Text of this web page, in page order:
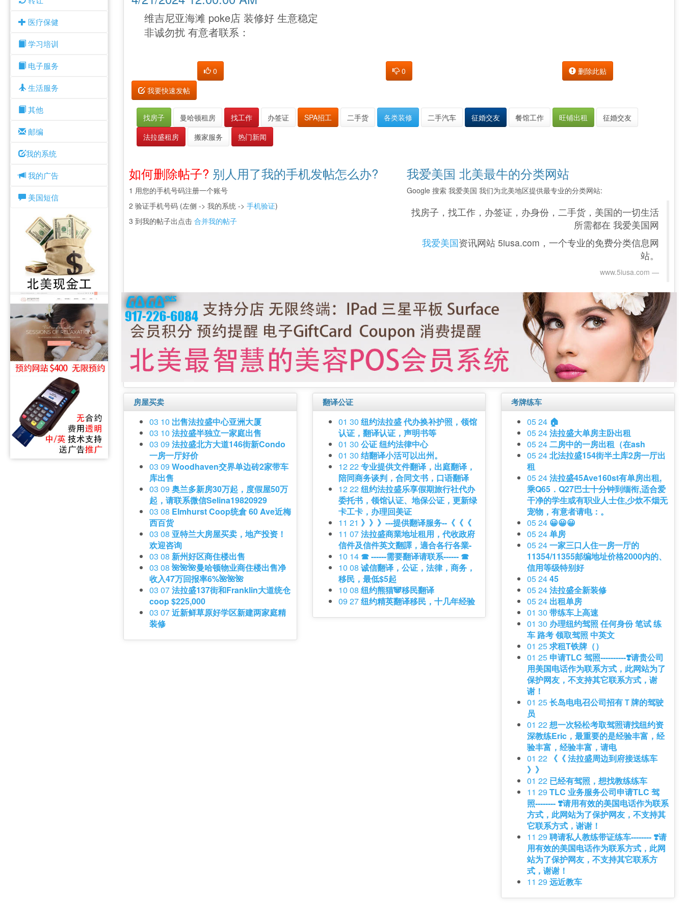
医疗保健
学习培训
电子服务
生活服务
其他
邮编
我的系统
我的广告
美国短信
维吉尼亚海滩 poke店 装修好 生意稳定
非诚勿扰 有意者联系：
0 0
删除此贴
我要快速发帖
找房子 曼哈顿租房 找工作 办签证 SPA招工 二手货 各类装修 二手汽车 征婚交友 餐馆工作 旺铺出租
征婚交友
法拉盛租房
搬家服务 热门新闻
如何删除帖子? 别人用了我的手机发帖怎么办?
1 用您的手机号码注册一个账号
2 验证手机号码 (左侧 -> 我的系统 ->手机验证)
3 到我的帖子出点击合并我的帖子
我爱美国 北美最牛的分类网站
Google 搜索 我爱美国 我们为北美地区提供最专业的分类网站:
找房子，找工作，办签证，办身份，二手货，美国的一切生活
所需都在 我爱美国网
我爱美国资讯网站 5iusa.com，一个专业的免费分类信息网
站。
www.5iusa.com‎
房屋买卖
03 10 岀售法拉盛中心亚洲大厦
03 10法拉盛半独立一家庭出售
03 09法拉盛北方大道146街新Condo
一房一厅好价
03 09Woodhaven交界单边砖2家带车
库出售
03 09奥兰多新房30万起，度假屋50万
起，请联系微信Selina19820929
03 08 Elmhurst Coop统倉 60 Ave近梅
西百货
03 08亚特兰大房屋买卖，地产投资！
欢迎咨询
03 08新州好区商住楼出售
03 08🌺🌺🌺曼哈顿物业商住楼出售净
收入47万回报率6%🌺🌺🌺
03 07法拉盛137街和Franklin大道统仓
coop $225,000
03 07近新鲜草原好学区新建两家庭精
装修
翻译公证
01 30 纽约法拉盛 代办换补护照，领馆
认证，翻译认证，声明书等
01 30 公证 纽约法律中心
01 30 结翻译小活可以出州。
12 22专业提供文件翻译，出庭翻译，
陪同商务谈判，合同文书，口语翻译
12 22纽约法拉盛乐享假期旅行社代办
委托书，领馆认证、地保公证，更新绿
卡工卡，办理回美证
11 21 》》》---提供翻译服务--《《《
11 07法拉盛商業地址租用，代收政府
信件及信件英文翻譯，適合各行各業-
10 14 ☎ ------需要翻译请联系------ ☎
10 08 诚信翻译，公证，法律，商务，
移民，最低$5起
10 08 纽约熊猫🐼移民翻译
09 27纽约精英翻译移民，十几年经验
考牌练车
05 24 🏠
05 24法拉盛大单房主卧出租
05 24二房中的一房出租（在ash
05 24北法拉盛154街半土库2房一厅出
租
05 24法拉盛45Ave160st有单房出租,
乘Q65．Q27巴士十分钟到缅衔,适合爱
干净的学生或有职业人士住,少炊不烟无
宠物，有意者请电：。
05 24 😀😀😀
05 24单房
05 24一家三口人住一房一厅的
11354/11355邮编地址价格2000内的、
信用等级特别好
05 2445
05 24法拉盛全新装修
05 24 出租单房
01 30带练车上高速
01 30 办理纽约驾照 任何身份 笔试 练
车 路考 领取驾照 中英文
01 25求租T铁牌（）
01 25 申请TLC 驾照----------❣️请贵公司
用美国电话作为联系方式，此网站为了
保护网友，不支持其它联系方式，谢
谢！
01 25长岛电电召公司招有Ｔ牌的驾驶
员
01 22想一次轻松考取驾照请找纽约资
深教练Eric，最重要的是经验丰富，经
验丰富，经验丰富，请电
01 22 《《 法拉盛周边到府接送练车
》》
01 22 已经有驾照，想找教练练车
11 29TLC 业务服务公司申请TLC 驾
照-------- ❣️请用有效的美国电话作为联系
方式，此网站为了保护网友，不支持其
它联系方式，谢谢！
11 29聘请私人教练带证练车-------- ❣️请
用有效的美国电话作为联系方式，此网
站为了保护网友，不支持其它联系方
式，谢谢！
11 29远近教车